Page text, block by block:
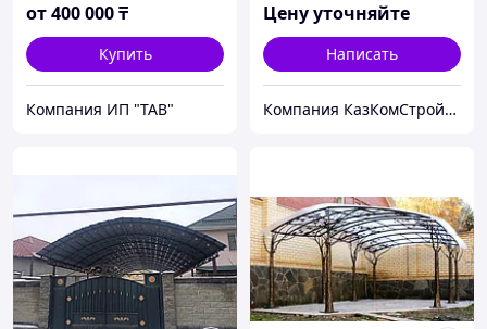
от400 000₸
Купить
Компания ИП "ТАВ"
Цену уточняйте
Написать
Компания КазКомСтройАнгар